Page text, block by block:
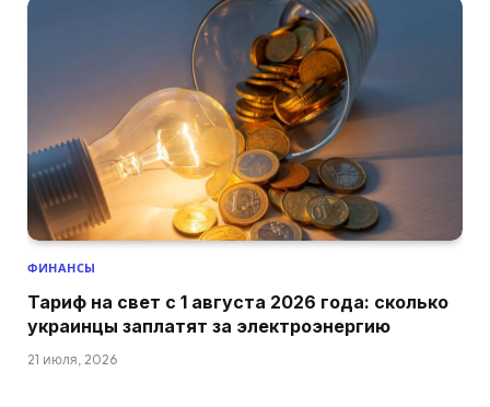
ФИНАНСЫ
Тариф на свет с 1 августа 2026 года: сколько
украинцы заплатят за электроэнергию
21 июля, 2026